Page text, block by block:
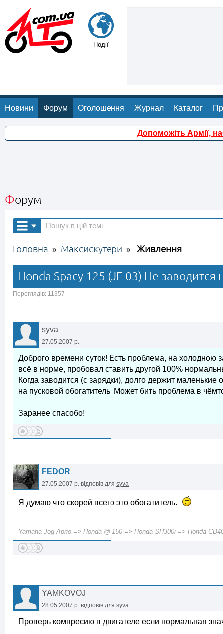
Події
Новини Форум Оголошення Журнал Каталог
Допоможіть Армії,
Форум
Головна » Максискутери » Живлення
Honda Spacy 125 (JF-03) Не заводится
Переглядів: 11357
syva
27.05.2007 р.
Доброго времени суток! Есть проблема, на холодною
всё в норме, пробовал ставить другой 100%
Когда заводится (с зарядки), долго держит
на пусковой обогатитель. Может бить проблема в
Заранее спасобо!
FEDOR
27.05.2007 р. відповів для syva
Я думаю что скорей всего это обогатитель.
Yamaha Jog Aprio => Honda @ 150 => Honda SH300i => Honda
YAMKOVOJ
28.05.2007 р. відповів для syva
Проверь компресию в двигателе если нормальная